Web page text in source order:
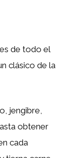
de todo el
clásico de la
jengibre,
obtener
cada